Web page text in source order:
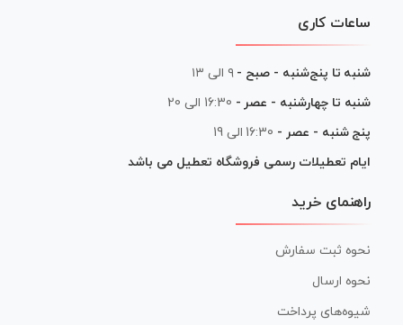
ساعات کاری
شنبه تا پنج‌شنبه - صبح - ۹ الی ۱۳
شنبه تا چهارشنبه - عصر - 16:30 الی 20
پنج شنبه - عصر - 16:30 الی 19
ایام تعطیلات رسمی فروشگاه تعطیل می باشد
راهنمای خرید
نحوه ثبت سفارش
نحوه ارسال
شیوه‌های پرداخت